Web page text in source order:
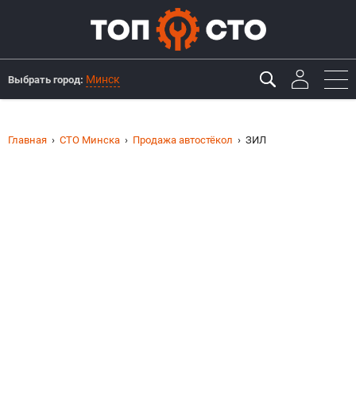
Выбрать город: Минск
Главная СТО Минска Продажа автостёкол ЗИЛ